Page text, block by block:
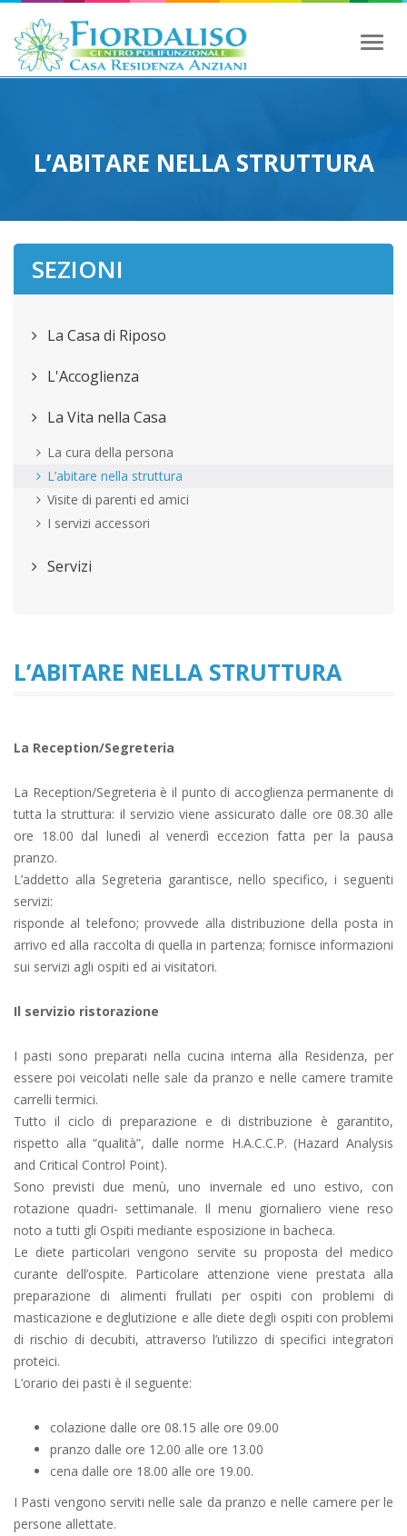
Toggle
L’ABITARE NELLA STRUTTURA
SEZIONI
La Casa di Riposo
L'Accoglienza
La Vita nella Casa
La cura della persona
L’abitare nella struttura
Visite di parenti ed amici
I servizi accessori
Servizi
L’ABITARE NELLA STRUTTURA
La Reception/Segreteria
La Reception/Segreteria è il punto di accoglienza permanente di
tutta la struttura: il servizio viene assicurato dalle ore 08.30 alle
ore 18.00 dal lunedì al venerdì eccezion fatta per la pausa
pranzo.
L’addetto alla Segreteria garantisce, nello specifico, i seguenti
servizi:
risponde al telefono; provvede alla distribuzione della posta in
arrivo ed alla raccolta di quella in partenza; fornisce informazioni
sui servizi agli ospiti ed ai visitatori.
Il servizio ristorazione
I pasti sono preparati nella cucina interna alla Residenza, per
essere poi veicolati nelle sale da pranzo e nelle camere tramite
carrelli termici.
Tutto il ciclo di preparazione e di distribuzione è garantito,
rispetto alla “qualità”, dalle norme H.A.C.C.P. (Hazard Analysis
and Critical Control Point).
Sono previsti due menù, uno invernale ed uno estivo, con
rotazione quadri- settimanale. Il menu giornaliero viene reso
noto a tutti gli Ospiti mediante esposizione in bacheca.
Le diete particolari vengono servite su proposta del medico
curante dell’ospite. Particolare attenzione viene prestata alla
preparazione di alimenti frullati per ospiti con problemi di
masticazione e deglutizione e alle diete degli ospiti con problemi
di rischio di decubiti, attraverso l’utilizzo di specifici integratori
proteici.
L’orario dei pasti è il seguente:
colazione dalle ore 08.15 alle ore 09.00
pranzo dalle ore 12.00 alle ore 13.00
cena dalle ore 18.00 alle ore 19.00.
I Pasti vengono serviti nelle sale da pranzo e nelle camere per le
persone allettate.